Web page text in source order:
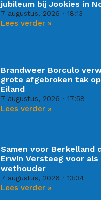
jubileum bij Jookies in
7 augustus, 2026 18:13
Lees verder »
Brandweer Borculo
grote afgebroken tak
Eiland
7 augustus, 2026 17:58
Lees verder »
Samen voor Berkelland
Erwin Versteeg voor als
wethouder
7 augustus, 2026 13:34
Lees verder »